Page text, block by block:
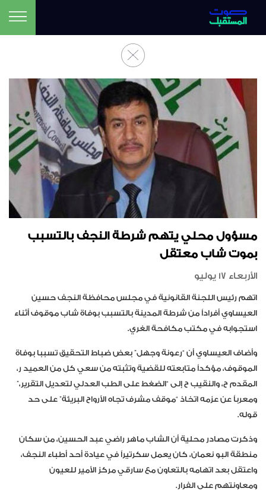
مسؤول محلي يتهم شرطة النجف بالتسبب
بموت شاب معتقل
الأربعاء 17 يوليو
اتهم رئيس اللجنة القانونية في مجلس محافظة النجف حسين
العيساوي أفراداً من شرطة المدينة بالتسبب بوفاة شاب موقوف أثناء
استجوابه في مكتب مكافحة الغري.
وأضاف العيساوي أن “رعونة وجهل” بعض ضباط التحقيق تسببا بوفاة
الموقوف، مؤكداً متابعته للقضية وتثبته من سعي كل من العميد ر،
المقدم ح، والنقيب ح إلى “الضغط على الطب العدلي لتعديل التقرير،”
ومعرباً عن عزمه اتخاذ “موقف مشرف تجاه الأرواح البريئة” على حد
قوله.
وذكرت مصادر محلية أن الشاب ماهر راضي عبد الحسين، من سكان
منطقة البو نعمان، كان يعمل سكرتيراً في عيادة أحد أطباء النجف،
واعتقل بعد اتهامه بالتعاون مع سارقي مركز الأمير للعيون
ومعاونتهم على الفرار.